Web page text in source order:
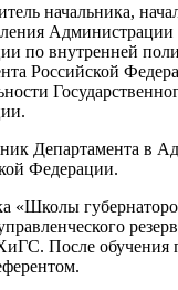
начальника,
Администрации
по внутренней
Российской
Департамента в
Федерации.
«Школы
После обучения